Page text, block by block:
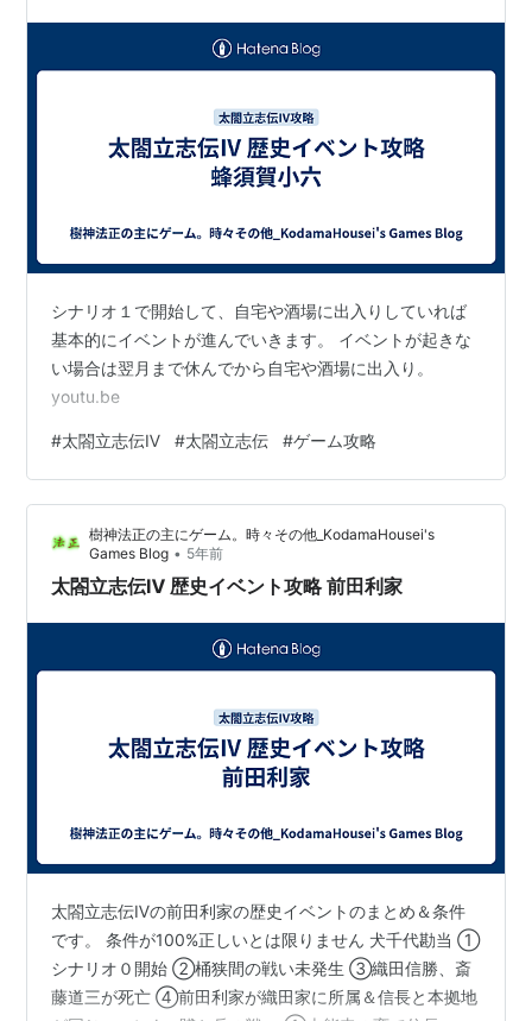
シナリオ１で開始して、自宅や酒場に出入りしていれば
基本的にイベントが進んでいきます。 イベントが起きな
い場合は翌月まで休んでから自宅や酒場に出入り。
youtu.be
#太閤立志伝Ⅳ #太閤立志伝 #ゲーム攻略
樹神法正の主にゲーム。時々その他_KodamaHousei's
Games Blog • 5年前
太閤立志伝Ⅳ 歴史イベント攻略 前田利家
太閤立志伝Ⅳの前田利家の歴史イベントのまとめ＆条件
です。 条件が100%正しいとは限りません 犬千代勘当 ①
シナリオ０開始 ②桶狭間の戦い未発生 ③織田信勝、斎
藤道三が死亡 ④前田利家が織田家に所属＆信長と本拠地